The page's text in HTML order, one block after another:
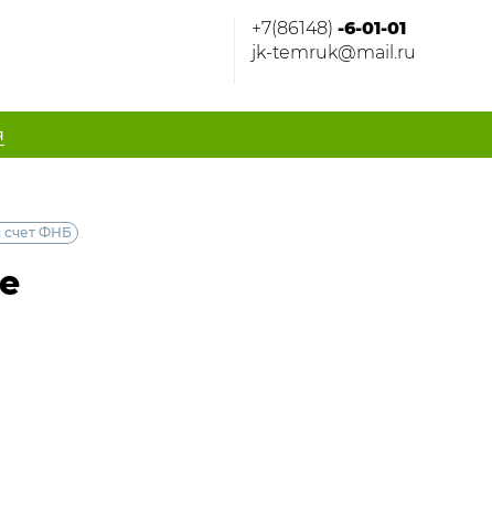
+7(86148) -6-01-01
jk-temruk@mail.ru
счет ФНБ